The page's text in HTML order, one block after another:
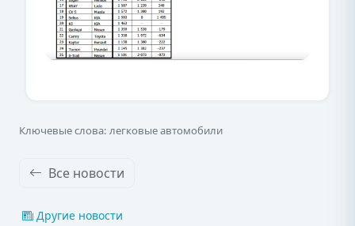
Ключевые слова: легковые автомобили
Все новости
Другие новости